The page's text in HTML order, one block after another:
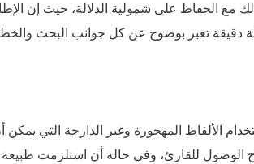
بكلمات محدودة لا تتجاوز في الغالب 15 كلمة، وذلك مع الحفاظ على شمولية الدلالة، حيث إن
دقيقة تعبر بوضوح عن كل جوانب البحث
الألفاظ المهجورة وغير الدارجة التي يمكن
للقارئ، وفي حالة أن استلزمت طبيعة